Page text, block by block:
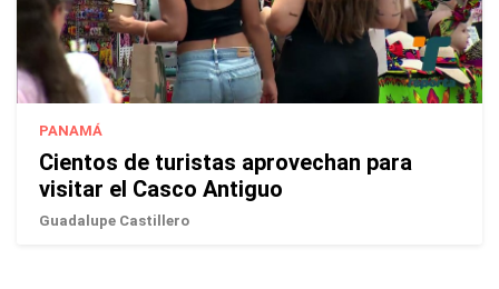
PANAMÁ
Cientos de turistas aprovechan para
visitar el Casco Antiguo
Guadalupe Castillero